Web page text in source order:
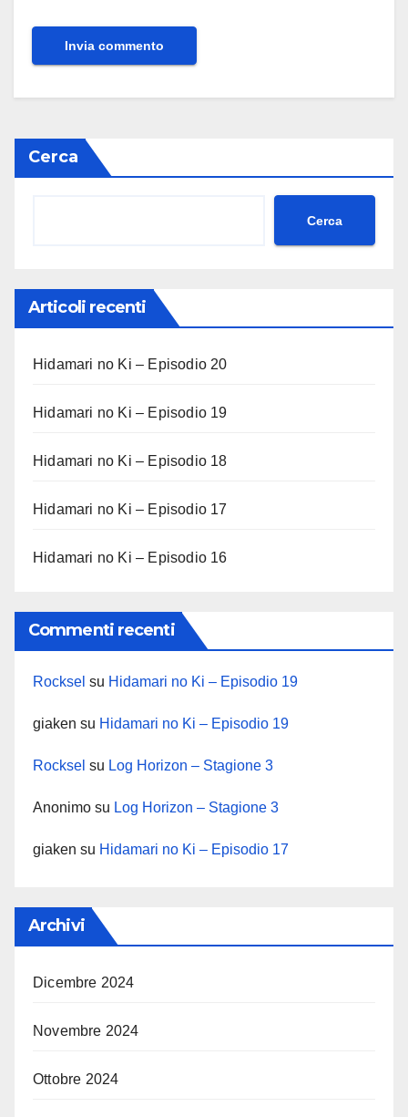
Cerca
Cerca
Articoli recenti
Hidamari no Ki – Episodio 20
Hidamari no Ki – Episodio 19
Hidamari no Ki – Episodio 18
Hidamari no Ki – Episodio 17
Hidamari no Ki – Episodio 16
Commenti recenti
Rocksel su Hidamari no Ki – Episodio 19
giaken su Hidamari no Ki – Episodio 19
Rocksel su Log Horizon – Stagione 3
Anonimo su Log Horizon – Stagione 3
giaken su Hidamari no Ki – Episodio 17
Archivi
Dicembre 2024
Novembre 2024
Ottobre 2024